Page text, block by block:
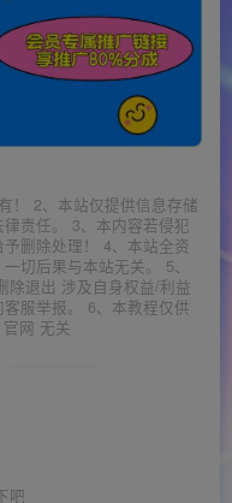
！ 2、本站仅提供信息存储
责任。 3、本内容若侵犯
删除处理！ 4、本站全资
切后果与本站无关。 5、
除退出 涉及自身权益/利益
服举报。 6、本教程仅供
网 无关
吧